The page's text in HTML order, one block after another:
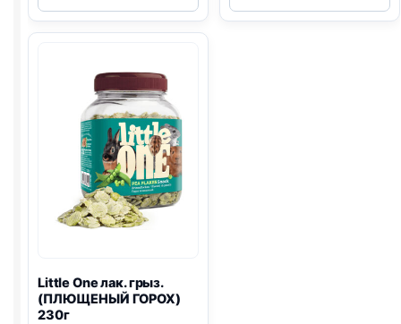
грыз.
КРОЛИКОВ)
400г
грыз.
Little Oneлак. грыз.
(ПЛЮЩЕНЫЙ ГОРОХ)
230г